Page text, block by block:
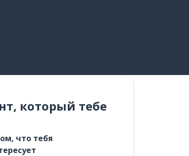
который тебе
что тебя